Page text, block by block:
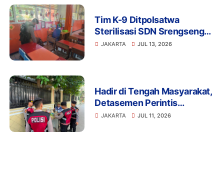
Tim K-9 Ditpolsatwa
Sterilisasi SDN Srengseng
Sawah 15 Jaksel Usai
JAKARTA JUL 13, 2026
Hadir di Tengah Masyarakat,
Detasemen Perintis
Korsabhara Polri Gelar
JAKARTA JUL 11, 2026